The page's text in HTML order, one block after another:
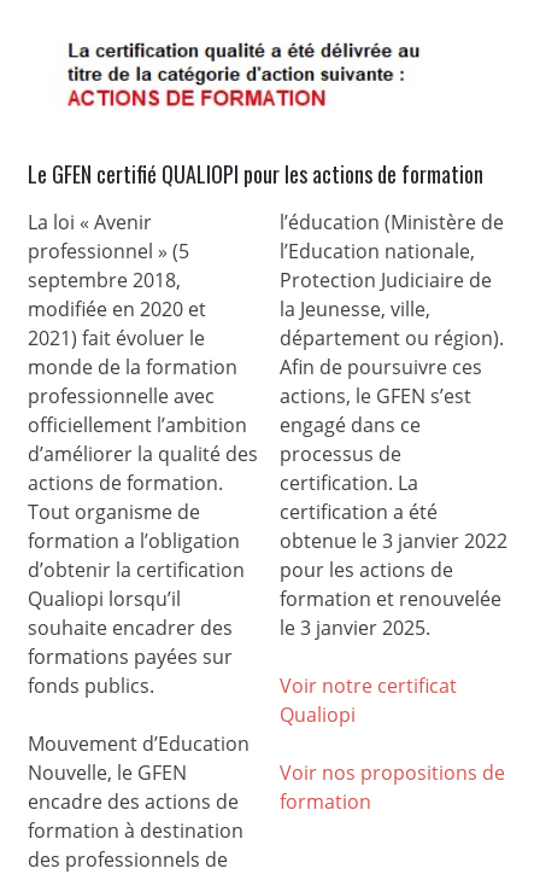
Le GFEN certifié QUALIOPI pour les actions de formation
La loi « Avenir
professionnel » (5
septembre 2018,
modifiée en 2020 et
2021) fait évoluer le
monde de la formation
professionnelle avec
officiellement l’ambition
d’améliorer la qualité des
actions de formation.
Tout organisme de
formation a l’obligation
d’obtenir la certification
Qualiopi lorsqu’il
souhaite encadrer des
formations payées sur
fonds publics.
Mouvement d’Education
Nouvelle, le GFEN
encadre des actions de
formation à destination
des professionnels de
l’éducation (Ministère de
l’Education nationale,
Protection Judiciaire de
la Jeunesse, ville,
département ou région).
Afin de poursuivre ces
actions, le GFEN s’est
engagé dans ce
processus de
certification. La
certification a été
obtenue le 3 janvier 2022
pour les actions de
formation et renouvelée
le 3 janvier 2025.
Voir notre certificat
Qualiopi
Voir nos propositions de
formation